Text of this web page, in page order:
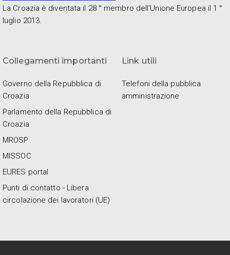
La Croazia è diventata il 28 ° membro dell'Unione Europea il 1 °
luglio 2013.
Collegamenti importanti
Governo della Repubblica di
Croazia
Parlamento della Repubblica di
Croazia
MROSP
MISSOC
EURES portal
Punti di contatto - Libera
circolazione dei lavoratori (UE)
Link utili
Telefoni della pubblica
amministrazione